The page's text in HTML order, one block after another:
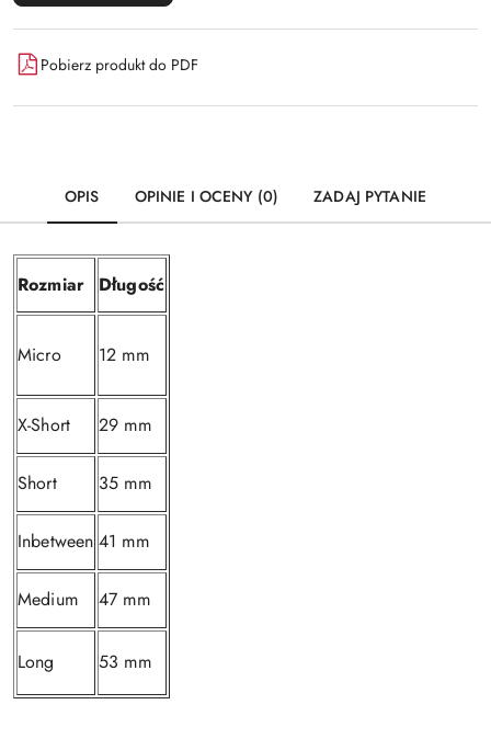
Pobierz produkt do PDF
OPIS OPINIE I OCENY (0) ZADAJ PYTANIE
Rozmiar Długość
Micro 12 mm
X-Short 29 mm
Short 35 mm
Inbetween 41 mm
Medium 47 mm
Long 53 mm